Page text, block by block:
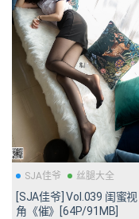
SJA佳爷 丝腿大全
[SJA佳爷] Vol.039 闺蜜视
角《催》[64P/91MB]